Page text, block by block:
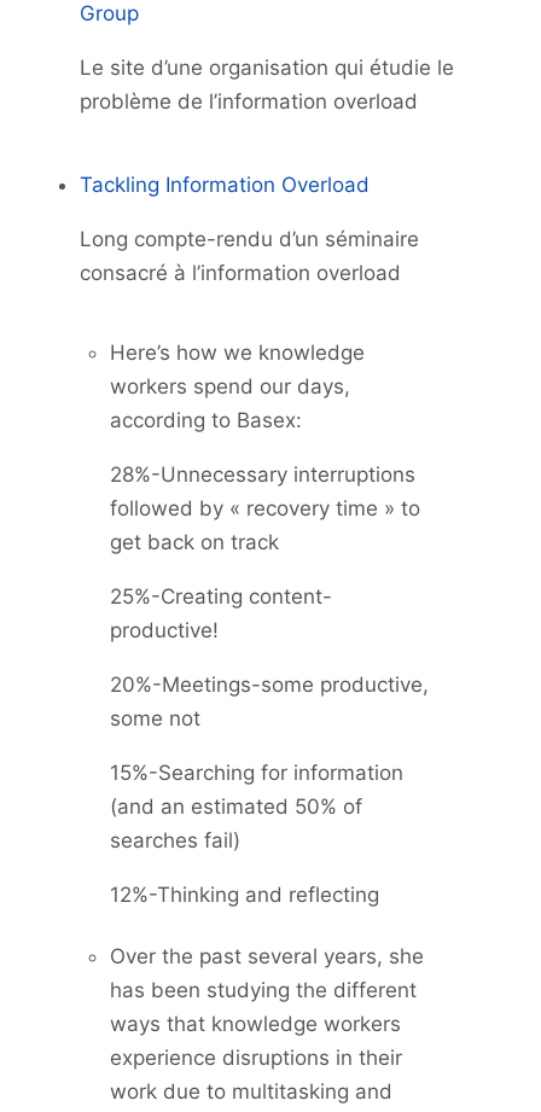
Group
Le site d’une organisation qui étudie le
problème de l’information overload
Tackling Information Overload
Long compte-rendu d’un séminaire
consacré à l’information overload
Here’s how we knowledge
workers spend our days,
according to Basex:
28%-Unnecessary interruptions
followed by « recovery time » to
get back on track
25%-Creating content-
productive!
20%-Meetings-some productive,
some not
15%-Searching for information
(and an estimated 50% of
searches fail)
12%-Thinking and reflecting
Over the past several years, she
has been studying the different
ways that knowledge workers
experience disruptions in their
work due to multitasking and